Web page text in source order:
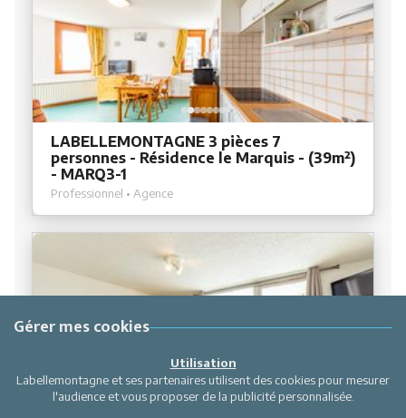
LABELLEMONTAGNE 3 pièces 7
personnes - Résidence le Marquis - (39m²)
- MARQ3-1
Professionnel • Agence
Gérer mes cookies
Utilisation
Labellemontagne et ses partenaires utilisent des cookies pour mesurer
l'audience et vous proposer de la publicité personnalisée.